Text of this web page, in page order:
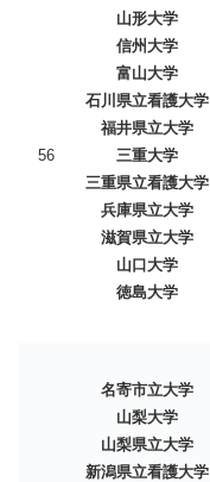
56
山形大学
信州大学
富山大学
石川県立看護大学
福井県立大学
三重大学
三重県立看護大学
兵庫県立大学
滋賀県立大学
山口大学
徳島大学
名寄市立大学
山梨大学
山梨県立大学
新潟県立看護大学